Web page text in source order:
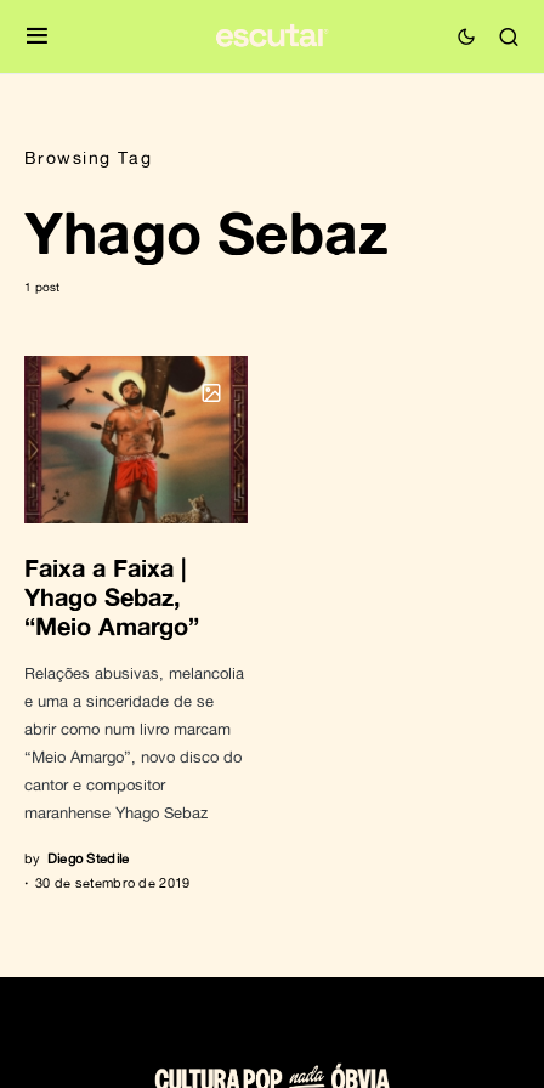
Browsing Tag
Yhago Sebaz
1 post
Faixa a Faixa |
Yhago Sebaz,
“Meio Amargo”
Relações abusivas, melancolia
e uma a sinceridade de se
abrir como num livro marcam
“Meio Amargo”, novo disco do
cantor e compositor
maranhense Yhago Sebaz
by Diego Stedile
30 de setembro de 2019